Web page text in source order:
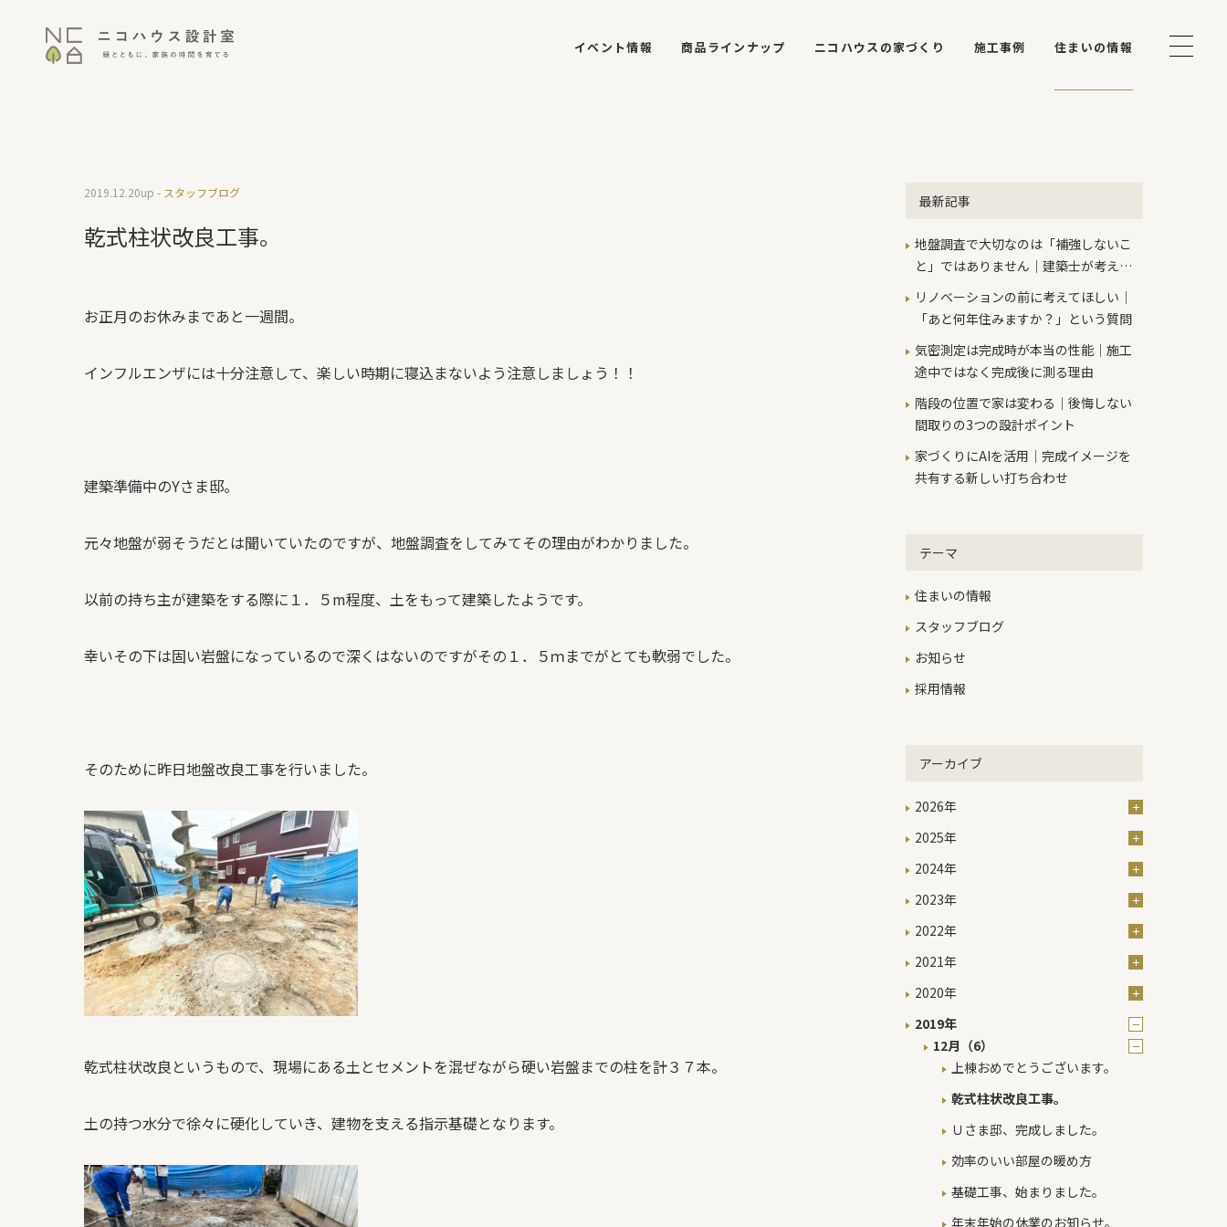
イベント情報 商品ラインナップ ニコハウスの家づくり 施工事例 住まいの情報
乾式柱状改良工事。
2019.12.20up - スタッフブログ
お正月のお休みまであと一週間。
インフルエンザには十分注意して、楽しい時期に寝込まないよう注意しましょう！！
建築準備中のYさま邸。
元々地盤が弱そうだとは聞いていたのですが、地盤調査をしてみてその理由がわかりました。
以前の持ち主が建築をする際に１．５m程度、土をもって建築したようです。
幸いその下は固い岩盤になっているので深くはないのですがその１．５ｍまでがとても軟弱でした。
そのために昨日地盤改良工事を行いました。
乾式柱状改良というもので、現場にある土とセメントを混ぜながら硬い岩盤までの柱を計３７本。
土の持つ水分で徐々に硬化していき、建物を支える指示基礎となります。
最新記事
地盤調査で大切なのは「補強しないこ
と」ではありません｜建築士が考える
本当の判断基準
リノベーションの前に考えてほしい｜
「あと何年住みますか？」という質問
気密測定は完成時が本当の性能｜施工
途中ではなく完成後に測る理由
階段の位置で家は変わる｜後悔しない
間取りの3つの設計ポイント
家づくりにAIを活用｜完成イメージを
共有する新しい打ち合わせ
テーマ
住まいの情報
スタッフブログ
お知らせ
採用情報
アーカイブ
2026年
2025年
2024年
2023年
2022年
2021年
2020年
2019年
12月（6）
上棟おめでとうございます。
乾式柱状改良工事。
Ｕさま邸、完成しました。
効率のいい部屋の暖め方
基礎工事、始まりました。
年末年始の休業のお知らせ。